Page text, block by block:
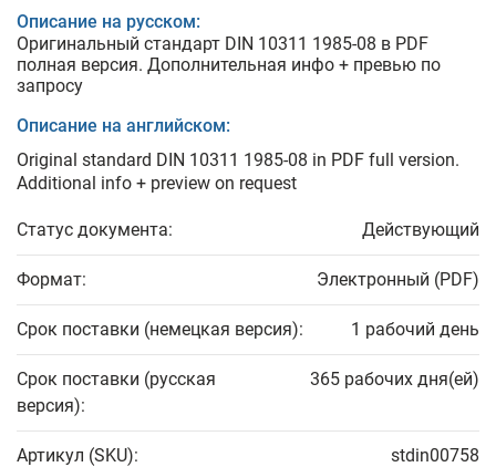
Описание на русском:
Оригинальный стандарт DIN 10311 1985-08 в PDF
полная версия. Дополнительная инфо + превью по
запросу
Описание на английском:
Original standard DIN 10311 1985-08 in PDF full version.
Additional info + preview on request
Статус документа: Действующий
Формат: Электронный (PDF)
Срок поставки (немецкая версия): 1 рабочий день
Срок поставки (русская
версия):
365 рабочих дня(ей)
Артикул (SKU): stdin00758